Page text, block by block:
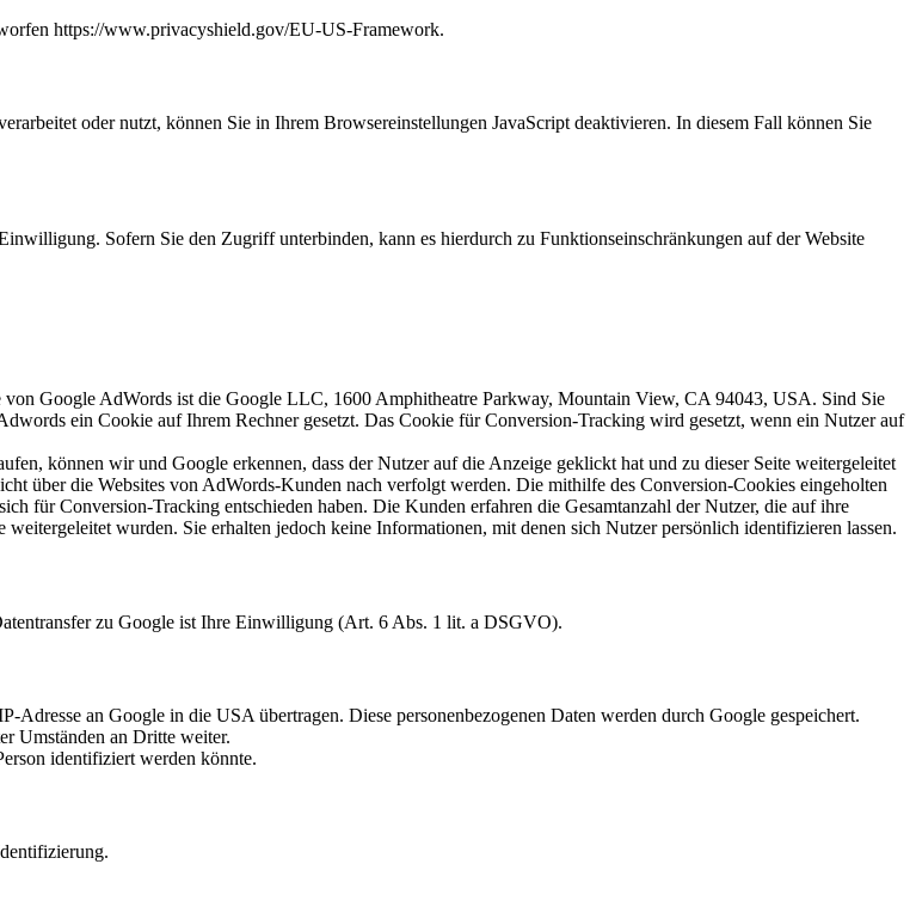
https://www.privacyshield.gov/EU-US-Framework.
oder nutzt, können Sie in Ihrem Browsereinstellungen JavaScript deaktivieren. In diesem Fall können Sie
Sofern Sie den Zugriff unterbinden, kann es hierdurch zu Funktionseinschränkungen auf der Website
Google AdWords ist die Google LLC, 1600 Amphitheatre Parkway, Mountain View, CA 94043, USA. Sind Sie
ein Cookie auf Ihrem Rechner gesetzt. Das Cookie für Conversion-Tracking wird gesetzt, wenn ein Nutzer auf
können wir und Google erkennen, dass der Nutzer auf die Anzeige geklickt hat und zu dieser Seite weitergeleitet
über die Websites von AdWords-Kunden nach verfolgt werden. Die mithilfe des Conversion-Cookies eingeholten
für Conversion-Tracking entschieden haben. Die Kunden erfahren die Gesamtanzahl der Nutzer, die auf ihre
wurden. Sie erhalten jedoch keine Informationen, mit denen sich Nutzer persönlich identifizieren lassen.
zu Google ist Ihre Einwilligung (Art. 6 Abs. 1 lit. a DSGVO).
Adresse an Google in die USA übertragen. Diese personenbezogenen Daten werden durch Google gespeichert.
Umständen an Dritte weiter.
identifiziert werden könnte.